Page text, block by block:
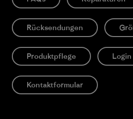
Rücksendungen
Produktpflege Login
Kontaktformular